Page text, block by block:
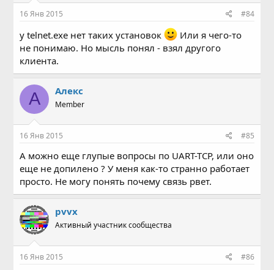
16 Янв 2015 #84
у telnet.exe нет таких установок
Или я чего-то
не понимаю. Но мысль понял - взял другого
клиента.
А Алекс
Member
16 Янв 2015 #85
А можно еще глупые вопросы по UART-TCP, или оно
еще не допилено ? У меня как-то странно работает
просто. Не могу понять почему связь рвет.
pvvx
Активный участник сообщества
16 Янв 2015 #86